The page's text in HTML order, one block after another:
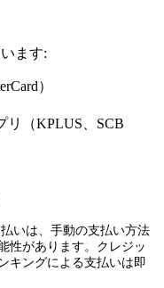
ます:
）
リ（KPLUS、SCB
いは、手動の支払い方法
性があります。クレジッ
キングによる支払いは即